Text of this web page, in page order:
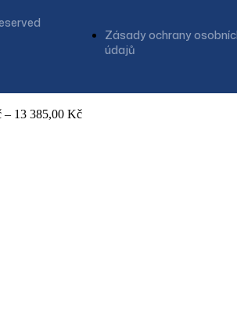
Zásady ochrany
údajů
– 13 385,00 Kč